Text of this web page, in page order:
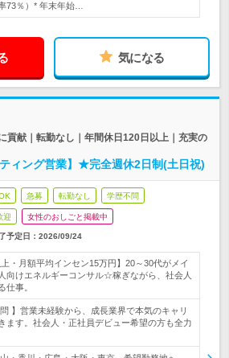
73％）* 年末年始…
気になる
貢献｜転勤なし｜年間休日120日以上｜充実の
ィング営業】★完全週休2日制(土日祝)
急募 転勤なし 学歴不問
迎 女性のおしごと掲載中
予定日： 2026/09/24
上・月額平均インセン15万円】20～30代がメイ
向けエネルギーコンサル☆稼ぎながら、社会人
仕事。
問 】営業未経験から、成長業界で本気のキャリ
ます。社会人・正社員デビュー希望の方も全力